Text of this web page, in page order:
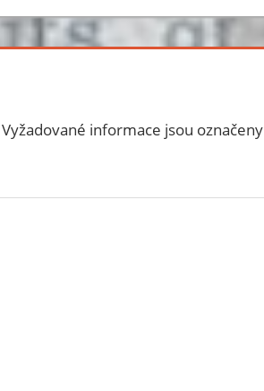
Vyžadované informace jsou označeny